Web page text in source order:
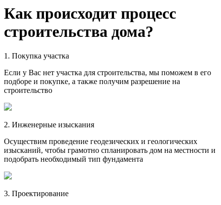
Как происходит процесс
строительства дома?
1. Покупка участка
Если у Вас нет участка для строительства, мы поможем в его
подборе и покупке, а также получим разрешение на
строительство
2. Инженерные изыскания
Осуществим проведение геодезических и геологических
изысканий, чтобы грамотно спланировать дом на местности и
подобрать необходимый тип фундамента
3. Проектирование